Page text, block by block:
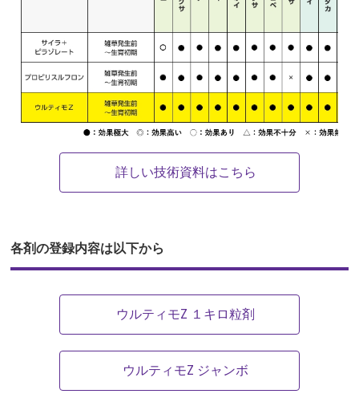
詳しい技術資料はこちら
各剤の登録内容は以下から
ウルティモZ １キロ粒剤
ウルティモZ ジャンボ